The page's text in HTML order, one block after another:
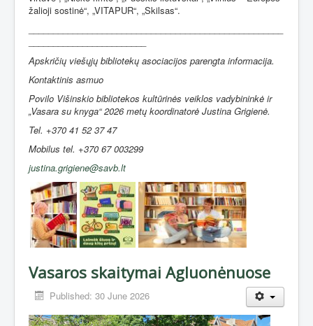
žalioji sostinė“, „VITAPUR“, „Skilsas“.
Apskričių viešųjų bibliotekų asociacijos parengta informacija.
Kontaktinis asmuo
Povilo Višinskio bibliotekos kultūrinės veiklos vadybininkė ir
„Vasara su knyga“ 2026 metų koordinatorė Justina Grigienė.
Tel. +370 41 52 37 47
Mobilus tel. +370 67 003299
justina.grigiene@savb.lt
Vasaros skaitymai Agluonėnuose
Published: 30 June 2026